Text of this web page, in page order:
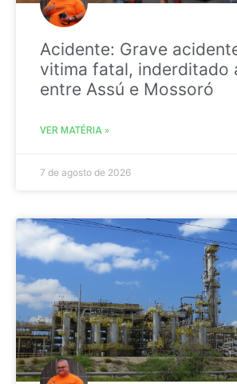
Acidente: Grave
vitima fatal, inderditado
entre Assú e Mossoró
VER MATÉRIA »
7 de agosto de 2026